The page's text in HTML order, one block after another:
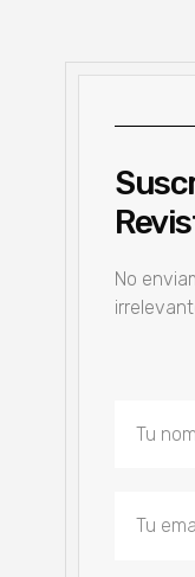
No